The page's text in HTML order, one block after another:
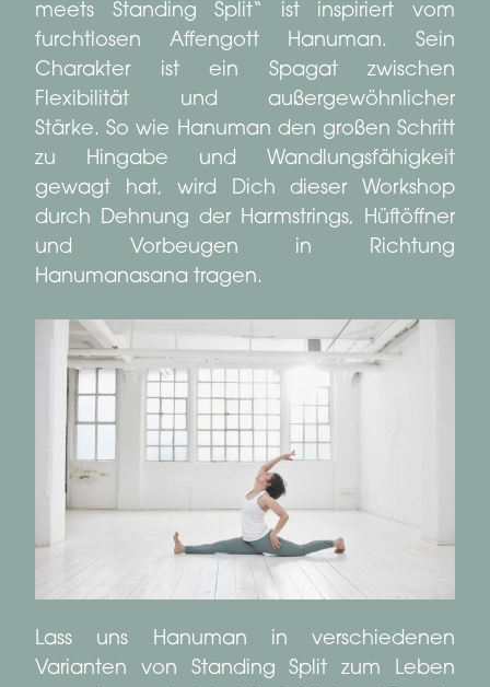
meets Standing Split“ ist inspiriert vom
furchtlosen Affengott Hanuman. Sein
Charakter ist ein Spagat zwischen
Flexibilität und außergewöhnlicher
Stärke. So wie Hanuman den großen Schritt
zu Hingabe und Wandlungsfähigkeit
gewagt hat, wird Dich dieser Workshop
durch Dehnung der Harmstrings, Hüftöffner
und Vorbeugen in Richtung
Hanumanasana tragen.
Lass uns Hanuman in verschiedenen
Varianten von Standing Split zum Leben